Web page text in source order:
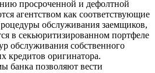
просроченной и дефолтной
агентством как соответствующие
обслуживания заемщиков,
в секьюритизированном портфеле
обслуживания собственного
кредитов оригинатора.
банка позволяют вести